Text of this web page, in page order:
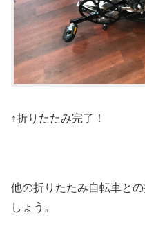
↑折りたたみ完了！
他の折りたたみ自転車と
しょう。